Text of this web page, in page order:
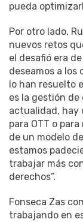
pueda
Por otro lado,
nuevos retos
el desafió era
deseamos a los
lo han resuelto
es la gestión de
actualidad, hay
para OTT o
de un modelo
estamos
trabajar más
derechos”.
Fonseca Zas
trabajando en